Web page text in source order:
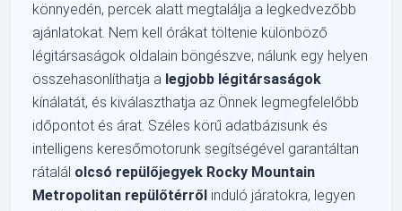
könnyedén, percek alatt megtalálja a legkedvezőbb
ajánlatokat. Nem kell órákat töltenie különböző
légitársaságok oldalain böngészve; nálunk egy helyen
összehasonlíthatja a legjobb légitársaságok
kínálatát, és kiválaszthatja az Önnek legmegfelelőbb
időpontot és árat. Széles körű adatbázisunk és
intelligens keresőmotorunk segítségével garantáltan
rátalál olcsó repülőjegyek Rocky Mountain
Metropolitan repülőtérről induló járatokra, legyen